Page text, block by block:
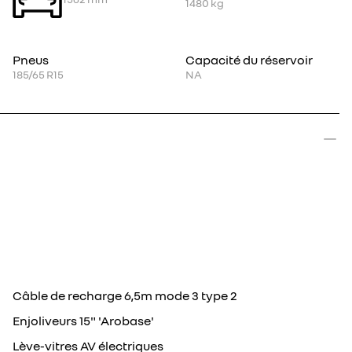
1480 kg
Pneus
185/65 R15
Capacité du réservoir
NA
Câble de recharge 6,5m mode 3 type 2
Enjoliveurs 15" 'Arobase'
Lève-vitres AV électriques